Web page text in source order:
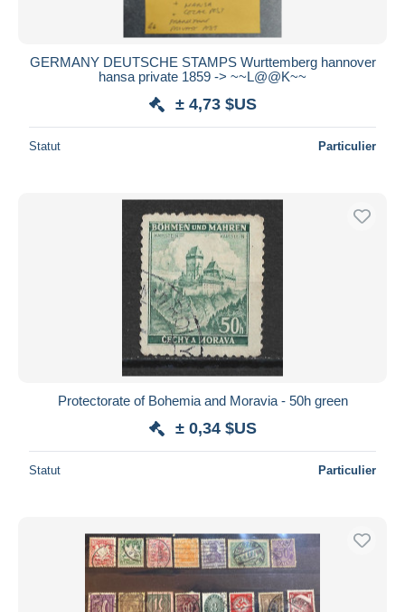
GERMANY DEUTSCHE STAMPS Wurttemberg hannover
hansa private 1859 -> ~~L@@K~~
± 4,73 $US
Statut Particulier
Protectorate of Bohemia and Moravia - 50h green
± 0,34 $US
Statut Particulier